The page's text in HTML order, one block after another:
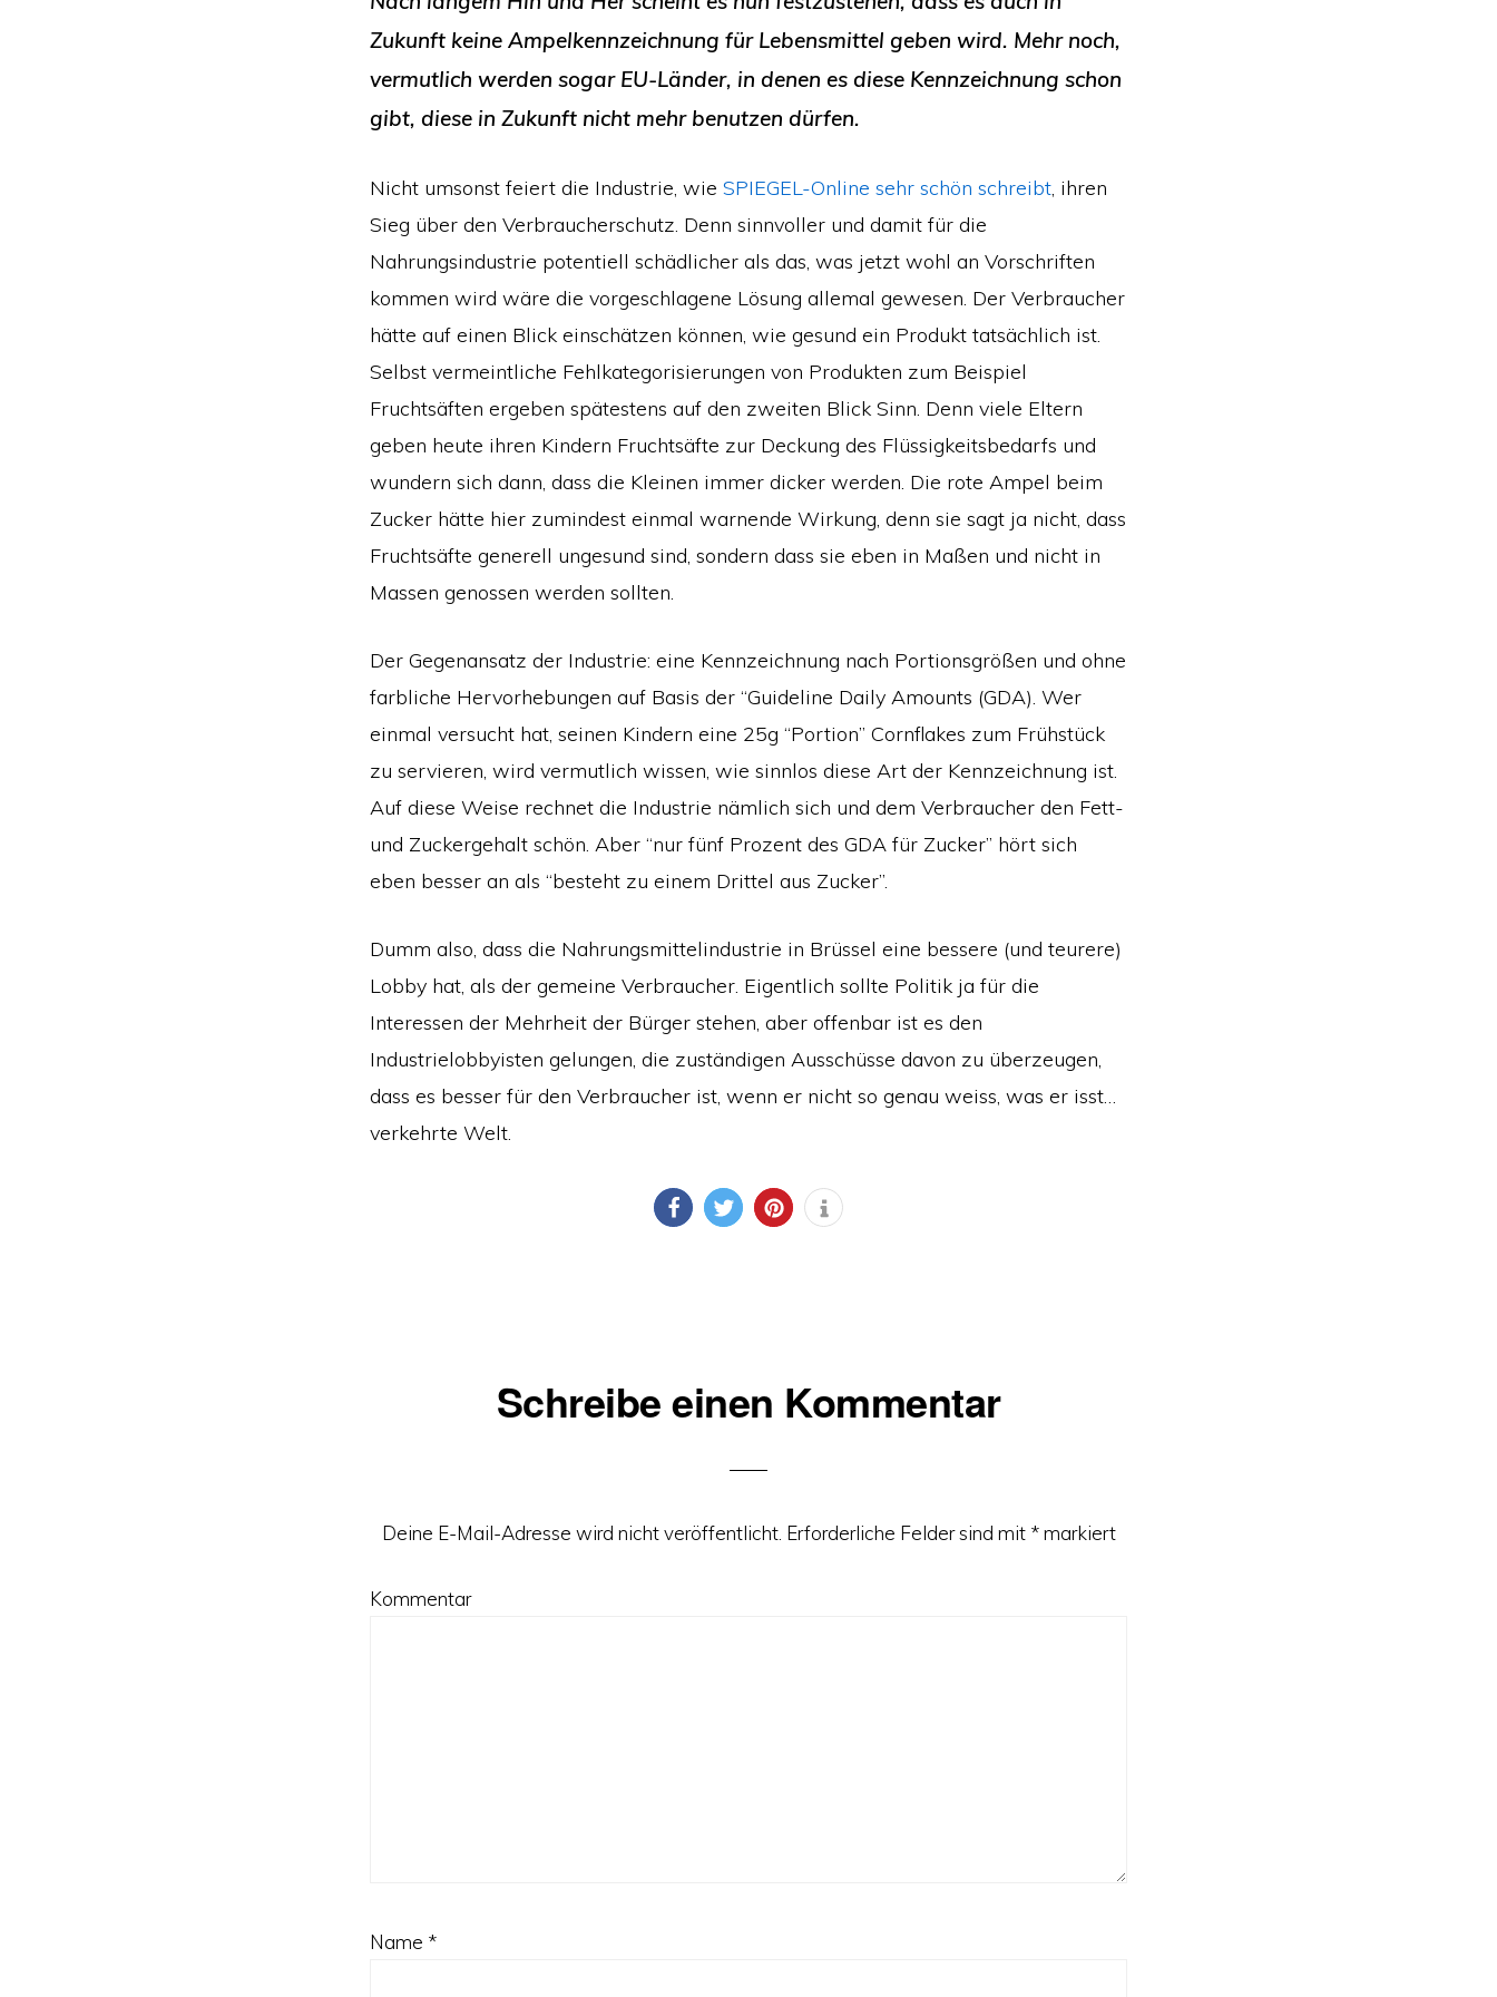
Zukunft keine Ampelkennzeichnung für Lebensmittel geben wird. Mehr noch,
vermutlich werden sogar EU-Länder, in denen es diese Kennzeichnung schon
gibt, diese in Zukunft nicht mehr benutzen dürfen.
Nicht umsonst feiert die Industrie, wie SPIEGEL-Online sehr schön schreibt, ihren
Sieg über den Verbraucherschutz. Denn sinnvoller und damit für die
Nahrungsindustrie potentiell schädlicher als das, was jetzt wohl an Vorschriften
kommen wird wäre die vorgeschlagene Lösung allemal gewesen. Der Verbraucher
hätte auf einen Blick einschätzen können, wie gesund ein Produkt tatsächlich ist.
Selbst vermeintliche Fehlkategorisierungen von Produkten zum Beispiel
Fruchtsäften ergeben spätestens auf den zweiten Blick Sinn. Denn viele Eltern
geben heute ihren Kindern Fruchtsäfte zur Deckung des Flüssigkeitsbedarfs und
wundern sich dann, dass die Kleinen immer dicker werden. Die rote Ampel beim
Zucker hätte hier zumindest einmal warnende Wirkung, denn sie sagt ja nicht, dass
Fruchtsäfte generell ungesund sind, sondern dass sie eben in Maßen und nicht in
Massen genossen werden sollten.
Der Gegenansatz der Industrie: eine Kennzeichnung nach Portionsgrößen und ohne
farbliche Hervorhebungen auf Basis der “Guideline Daily Amounts (GDA). Wer
einmal versucht hat, seinen Kindern eine 25g “Portion” Cornflakes zum Frühstück
zu servieren, wird vermutlich wissen, wie sinnlos diese Art der Kennzeichnung ist.
Auf diese Weise rechnet die Industrie nämlich sich und dem Verbraucher den Fett-
und Zuckergehalt schön. Aber “nur fünf Prozent des GDA für Zucker” hört sich
eben besser an als “besteht zu einem Drittel aus Zucker”.
Dumm also, dass die Nahrungsmittelindustrie in Brüssel eine bessere (und teurere)
Lobby hat, als der gemeine Verbraucher. Eigentlich sollte Politik ja für die
Interessen der Mehrheit der Bürger stehen, aber offenbar ist es den
Industrielobbyisten gelungen, die zuständigen Ausschüsse davon zu überzeugen,
dass es besser für den Verbraucher ist, wenn er nicht so genau weiss, was er isst…
verkehrte Welt.
Schreibe einen Kommentar
Deine E-Mail-Adresse wird nicht veröffentlicht. Erforderliche Felder sind mit *markiert
Kommentar
Name *